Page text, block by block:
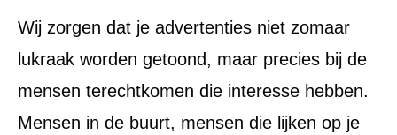
Wij zorgen dat je advertenties niet zomaar
lukraak worden getoond, maar precies bij de
mensen terechtkomen die interesse hebben.
Mensen in de buurt, mensen die lijken op je